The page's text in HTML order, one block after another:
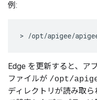
例:
> /opt/apigee/
Edge を更新すると、ア
ファイルが /opt/
ディレクトリが読み取